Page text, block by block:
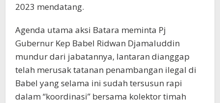
2023 mendatang.
Agenda utama aksi Batara meminta Pj
Gubernur Kep Babel Ridwan Djamaluddin
mundur dari jabatannya, lantaran dianggap
telah merusak tatanan penambangan ilegal di
Babel yang selama ini sudah tersusun rapi
dalam “koordinasi” bersama kolektor timah